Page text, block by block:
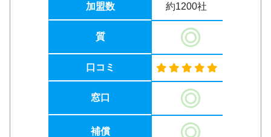
加盟数 約1200社
質
口コミ
窓口
補償